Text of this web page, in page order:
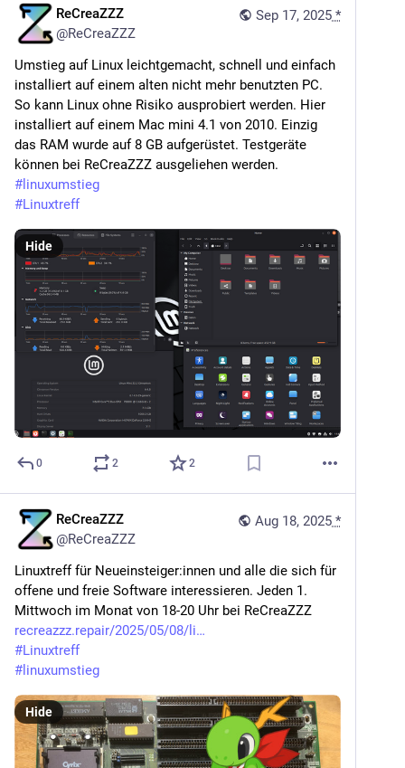
Sep 17, 2025 *
ReCreaZZZ
@ReCreaZZZ
Umstieg auf Linux leichtgemacht, schnell und einfach
installiert auf einem alten nicht mehr benutzten PC.
So kann Linux ohne Risiko ausprobiert werden. Hier
installiert auf einem Mac mini 4.1 von 2010. Einzig
das RAM wurde auf 8 GB aufgerüstet. Testgeräte
können bei ReCreaZZZ ausgeliehen werden.
# linuxumstieg
#Linuxtreff
Hide
0 2 2
Aug 18, 2025 *
ReCreaZZZ
@ReCreaZZZ
Linuxtreff für Neueinsteiger:innen und alle die sich für
offene und freie Software interessieren. Jeden 1.
Mittwoch im Monat von 18-20 Uhr bei ReCreaZZZ
recreazzz.repair/2025/05/08/li
#Linuxtreff
# linuxumstieg
Hide